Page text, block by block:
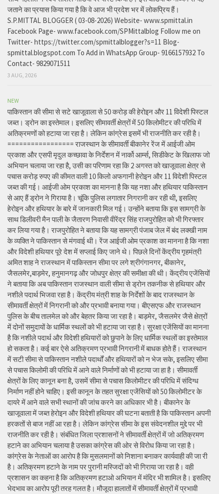
जताने का प्रयास किया गया है कि वे आज भी प्रदेश भर में लोकप्रिय हैं।
S.P.MITTAL BLOGGER ( 03-08-2026) Website- www.spmittal.in
Facebook Page- www.facebook.com/SPMittalblog Follow me on
Twitter- https://twitter.com/spmittalblogger?s=11 Blog-
spmittal.blogspot.com To Add in WhatsApp Group- 9166157932 To
Contact- 9829071511
3 AUG, 2026
NEW
पाकिस्तान की सीमा से सटे खाजूवाला से 50 करोड़ की हेरोइन और 11 विदेशी पिस्टल
जब्त। ड्रोन का इस्तेमाल। इसलिए सीमावर्ती क्षेत्रों में 50 किलोमीटर की परिधि में
अतिक्रमणों को हटाया जा रहा है। लेकिन कांग्रेस इसमें भी राजनीति कर रही है।
================= राजस्थान के सीमावर्ती बीकानेर रेंज में आईजी ओम
प्रकाश और एसपी मृदुल कच्छावा के निर्देशन में नार्को आर्म्स, सिडीकेट के खिलाफ जो
अभियान चलाया जा रहा है, उसी का परिणाम रहा कि 2 अगस्त को खाजूवाला क्षेत्र से
पचास करोड़ रुपए की कीमत वाली 10 किलो अफगानी हेरोइन और 11 विदेशी पिस्टल
जब्त की गई। आईजी ओम प्रकाश का मानना है कि यह नशा और हथियार पाकिस्तान
से आए हैं ड्रोन ने गिराया है। चूंकि पुलिस लगातार निगरानी कर रही थी, इसलिए
हेरोइन और हथियार के बारे में जानकारी मिल गई। उन्होंने बताया कि इस सामग्री के
साथ डिलीवरी मैन पाली के जैतारण निवासी वीरेंद्र सिंह राजपुरोहित को भी गिरफ्तार
कर लिया गया है। राजपुरोहित ने बताया कि यह सामग्री पंजाब जेल में बंद लक्खी नाम
के व्यक्ति ने पाकिस्तान से मंगवाई थी। रेंज आईजी ओम प्रकाश का मानना है कि नशा
और विदेशी हथियार पूरे देश में सप्लाई किए जाने थे। पिछले दिनों केंद्रीय गृहमंत्री
अमित शाह ने राजस्थान में पाकिस्तान सीमा पर लगे श्रीगंगानगर, बीकानेर,
जैसलमेर,बाड़मेर, हनुमानगढ़ और जोधपुर क्षेत्र की समीक्षा की थी। केंद्रीय एजेंसियों
ने बताया कि अब पाकिस्तान राजस्थान वाली सीमा से ड्रोन तकनीक से हथियार और
नशीले पदार्थ भिजवा रहा है। केंद्रीय मंत्री शाह के निर्देशों के बाद राजस्थान के
सीमावर्ती क्षेत्रों में निगरानी को और प्रभावी बनाया गया। बीएसएफ और राजस्थान
पुलिस के बीच तालमेल को और बेहतर किया जा रहा है। बाड़मेर, जैसलमेर जैसे क्षेत्रों
में दोनों समुदायों के धार्मिक स्थलों को भी हटाया जा रहा है। सुरक्षा एजेंसियों का मानना
है कि नशीले पदार्थ और विदेशी हथियारों को छुपाने के लिए धार्मिक स्थलों का इस्तेमाल
हो सकता है। कई बार ऐसे अतिक्रमण प्रभावी निगरानी में बाधक होते हैं। राजस्थान
में सटी सीमा से पाकिस्तान नशीले पदार्थों और हथियारों को न भेज सके, इसलिए सीमा
से पचास किलोमी की परिधि में आने वाले निर्माणों को भी हटाया जा हा है। सीमावर्ती
क्षेत्रों के लिए कानून बना है, उसमें सीमा से पचास किलोमीटर की परिधि में संदिग्ध
निर्माण नहीं होने चाहिए। इसी कानून के तहत सुरक्षा एजेंसियों को 50 किलोमीटर के
दायरे में आने वाले सभी स्थानों की जांच करने का अधिकार भी है। बीकानेर के
खाजूवाला में जब्त हेरोइन और विदेशी हथियार की घटना बताती है कि पाकिस्तान अपनी
हरकतों से बाज नहीं आ रहा है। लेकिन कांग्रेस सीमा के इस संवेदनशील मुद्दे पर भी
राजनीति कर रही है। संबंधित जिला प्रशासनों ने सीमावर्ती क्षेत्रों में जो अतिक्रमण
हटाने का अभियान चलाया है उसका कांग्रेस की ओर से विरोध किया जा रहा है।
कांग्रेस के नेताओं का आरोप है कि मुसलमानों को निशाना बनाकर कार्यवाही की जा री
है। अतिक्रमण हटाने के नाम पर पुरानी मस्जिदों को भी गिराया जा रहा है। वही
प्रशासन का कहना है कि अतिक्रमण हटाओ अभियान में मंदिर भी शामिल है। इसलिए
भेदभाव का आरोप पूरी तरह गलत है। मौजूदा हालातों में सीमावर्ती क्षेत्रों में प्रभावी